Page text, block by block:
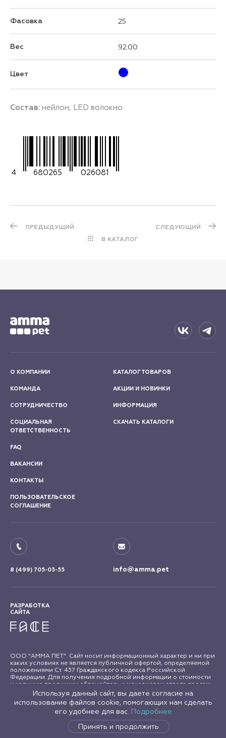
Фасовка 25
Вес 92.00
Цвет
Состав: нейлон, LED волокно
4 680265 026081
ПРЕДЫДУЩИЙ
В КАТАЛОГ
СЛЕДУЮЩИЙ
О КОМПАНИИ
КОМАНДА
СОТРУДНИЧЕСТВО
СОЦИАЛЬНАЯ
ОТВЕТСТВЕННОСТЬ
КАТАЛОГ ТОВАРОВ
АКЦИИ И НОВИНКИ
ИНФОРМАЦИЯ
СКАЧАТЬ КАТАЛОГИ
FAQ
ВАКАНСИИ
КОНТАКТЫ
ПОЛЬЗОВАТЕЛЬСКОЕ
СОГЛАШЕНИЕ
8 (499) 705-03-55 info@amma.pet
РАЗРАБОТКА
САЙТА
ООО "АММА ПЕТ". Сайт носит информационный характер и ни при
каких условиях не является публичной офертой, определяемой
положениями Ст. 437 Гражданского кодекса Российской
Федерации. Для получения подробной информации о стоимости
и наличию продукции обращайтесь к менеджерам отдела продаж
"АММА ПЕТ". Все права на материалы сайта amma.pet защищены в
соответствии с российским и международным законодательством
об авторском праве и смежных правах. Любое использование
материалов сайта допускается только с письменного согласия
Используя данный сайт, вы даете согласие на
использование файлов cookie, помогающих нам сделать
его удобнее для вас. Подробнее
Принять и продолжить